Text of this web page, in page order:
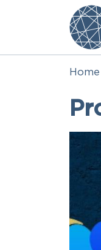
Salta al
Home